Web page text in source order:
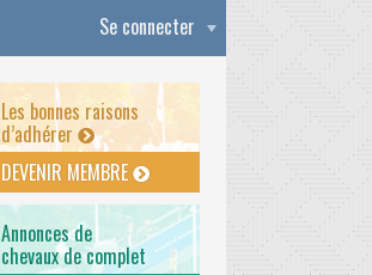
Se connecter
Les bonnes raisons
d’adhérer
DEVENIR MEMBRE
Annonces de
chevaux de complet